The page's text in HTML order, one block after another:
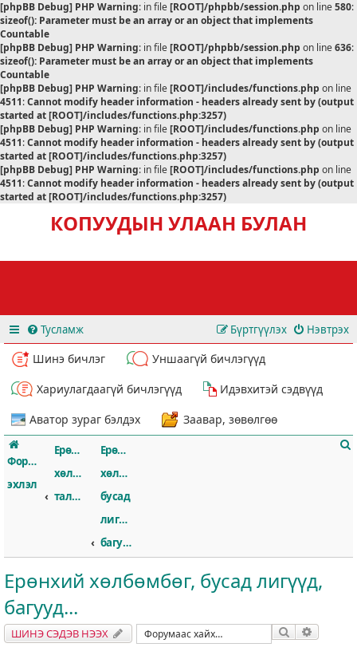
[phpBB Debug] PHP Warning: in file[ROOT]/phpbb/session.php on line580:
sizeof(): Parameter must be an array or an object that implements
Countable
[phpBB Debug] PHP Warning: in file[ROOT]/phpbb/session.php on line636:
sizeof(): Parameter must be an array or an object that implements
Countable
[phpBB Debug] PHP Warning: in file[ROOT]/includes/functions.php on line
4511:Cannot modify header information - headers already sent by (output
started at [ROOT]/includes/functions.php:3257)
[phpBB Debug] PHP Warning: in file[ROOT]/includes/functions.php on line
4511:Cannot modify header information - headers already sent by (output
started at [ROOT]/includes/functions.php:3257)
[phpBB Debug] PHP Warning: in file[ROOT]/includes/functions.php on line
4511:Cannot modify header information - headers already sent by (output
started at [ROOT]/includes/functions.php:3257)
КОПУУДЫН УЛААН БУЛАН
Тусламж Нэвтрэх
Бүртгүүлэх
Шинэ бичлэг
Уншаагүй бичлэгүүд
Хариулагдаагүй бичлэгүүд
Идэвхитэй сэдвүүд
Аватор зураг бэлдэх
Заавар, зөвөлгөө
Форумын
эхлэл
Ерөнхий
хөлбөмбөгийн
талаар
Ерөнхий
хөлбөмбөг,
бусад
лигүүд,
багууд...
Ерөнхий хөлбөмбөг, бусад лигүүд,
багууд...
ШИНЭ СЭДЭВ НЭЭХ Хайлт